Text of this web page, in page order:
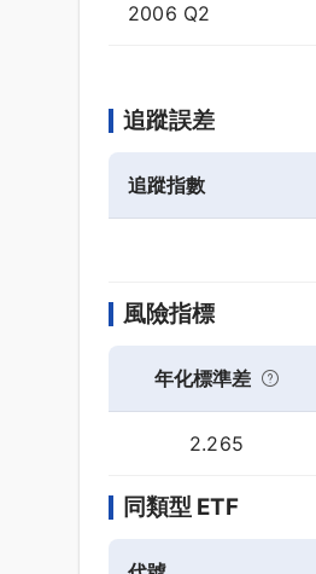
2006 Q2
追蹤誤差
追蹤指數
風險指標
年化標準差
2.265
同類型 ETF